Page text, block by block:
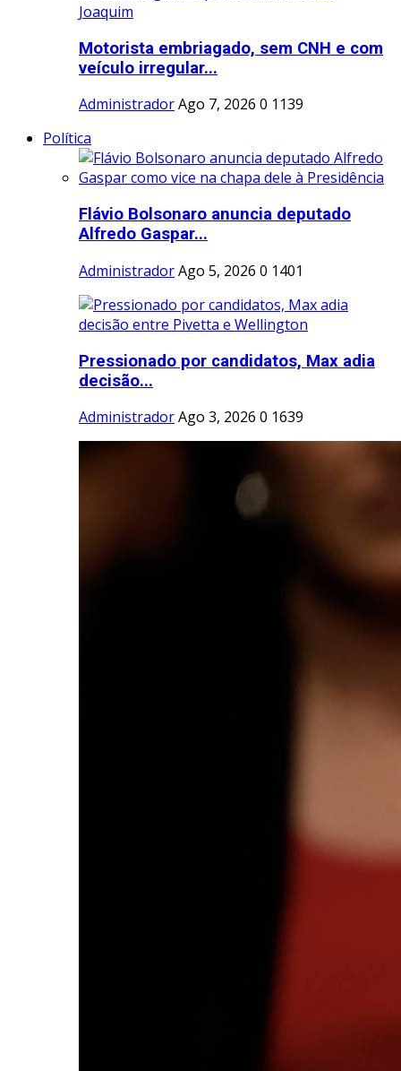
Motorista embriagado, sem CNH e com
veículo irregular...
AdministradorAgo 7, 2026 0 1139
Política
Flávio Bolsonaro anuncia deputado
Alfredo Gaspar...
AdministradorAgo 5, 2026 0 1401
Pressionado por candidatos, Max adia
decisão...
AdministradorAgo 3, 2026 0 1639